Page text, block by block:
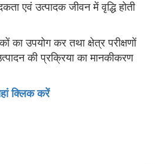
एवं उत्पादक जीवन में वृद्धि होती
का उपयोग कर तथा क्षेत्र परीक्षणों
की प्रक्रिया का मानकीकरण
क्लिक करें